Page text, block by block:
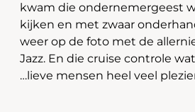
kwam die ondernemergeest
kijken en met zwaar
weer op de foto met de
Jazz. En die cruise controle
…lieve mensen heel veel